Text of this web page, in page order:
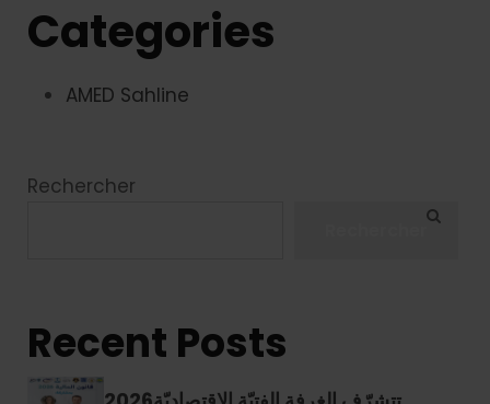
Categories
AMED Sahline
Rechercher
Recent Posts